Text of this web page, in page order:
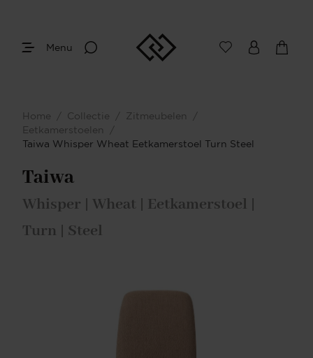
Menu
Home / Collectie / Zitmeubelen
/
Eetkamerstoelen
/
Taiwa Whisper Wheat Eetkamerstoel Turn Steel
Taiwa
Whisper | Wheat | Eetkamerstoel |
Turn | Steel